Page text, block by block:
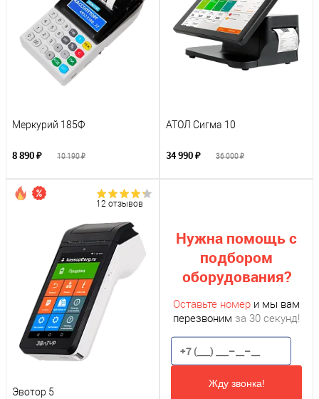
Меркурий 185Ф
8 890 ₽ 10 190 ₽
АТОЛ Сигма 10
34 990 ₽ 36 000 ₽
12 отзывов
Эвотор 5
Нужна помощь с
подбором
оборудования?
Оставьте номер и мы вам
перезвоним за 30 секунд!
Жду звонка!